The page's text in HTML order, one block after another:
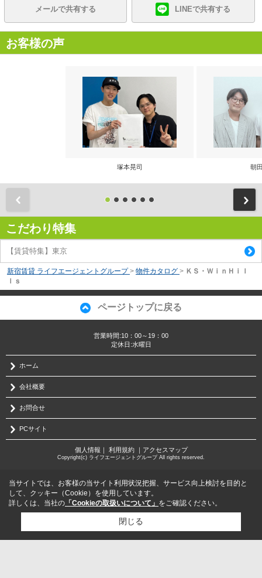
メールで共有する LINEで共有する
お客様の声
塚本晃司 朝
こだわり特集
【賃貸特集】東京
新宿賃貸 ライフエージェントグループ > 物件カタログ > ＫＳ・ＷｉｎＨｉｌ
ｌｓ
ページトップに戻る
営業時間:10：00～19：00
定休日:水曜日
ホーム
会社概要
お問合せ
PCサイト
個人情報 利用規約｜ アクセスマップ
Copyright(c) ライフエージェントグループ All rights reserved.
当サイトでは、お客様の当サイト利用状況把握、サービス向上検討を目的と
して、クッキー（Cookie）を使用しています。
詳しくは、当社の 「Cookieの取扱いについて」 をご確認ください。
閉じる